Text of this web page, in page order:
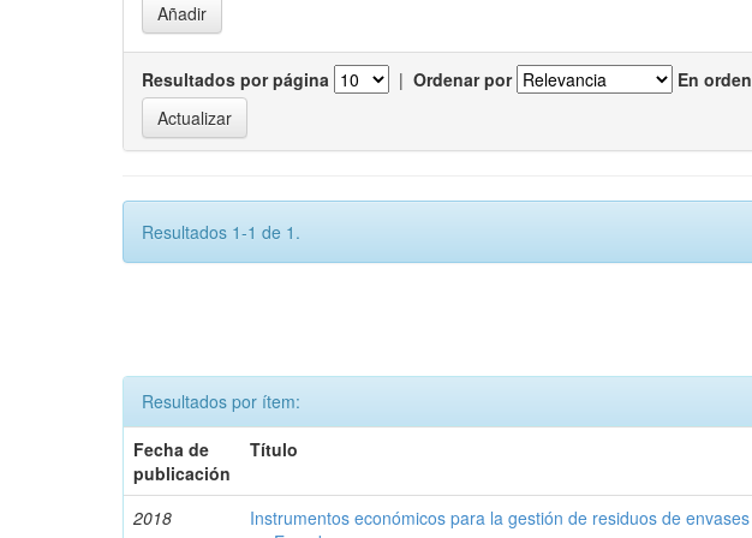
Resultados por página | Ordenar por En orden
Resultados 1-1 de 1.
Resultados por ítem:
Fecha de
publicación
Título
2018
Instrumentos económicos para la gestión de residuos de envases